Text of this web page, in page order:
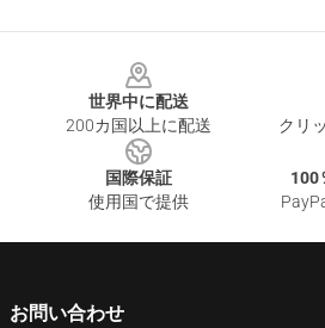
世界中に配送
200カ国以上に配送
クリ
国際保証
使用国で提供
100
お問い合わせ